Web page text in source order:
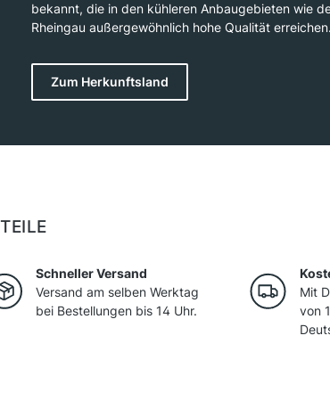
bekannt, die in den kühleren Anbaugebieten wie
Rheingau außergewöhnlich hohe Qualität
Beachtung. Die Weinregionen entlang der Flüsse
Ahr bieten ideale Bedingungen mit steilen,
Hängen und mineralreichen Böden. Deutschland
Zum Herkunftsland
Schneller Versand
Versand am selben Werktag
bei Bestellungen bis 14 Uhr.
Mit
von